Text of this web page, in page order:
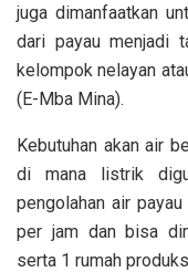
juga dimanfaatkan
dari payau menjadi
kelompok nelayan
(E-Mba Mina).
Kebutuhan akan air
di mana listrik
pengolahan air
per jam dan bisa
serta 1 rumah